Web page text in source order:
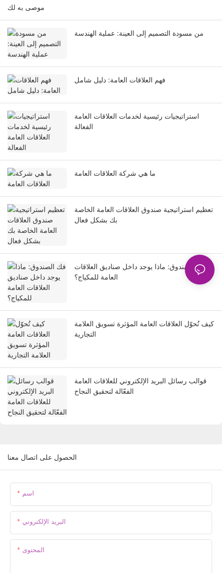
موصى به لك
من مسودة التصميم إلى العينة: عملية الهندسة
فهم العلاقات العامة: دليل شامل
استراتيجيات رئيسية لخدمات العلاقات العامة
الفعالة
ما هي شركة العلاقات العامة
تعظيم استراتيجية صندوق العلاقات العامة الخاصة
بك بشكل فعال
فك الصندوق: ماذا يوجد داخل صناديق العلاقات
العامة للمكياج؟
كيف تُحوّل العلاقات العامة المؤثرة تسويق العلامة
التجارية
قوالب رسائل البريد الإلكتروني للعلاقات العامة
الفعّالة لتحقيق النجاح
الحصول على اتصال معنا
اسم
البريد الإلكتروني
المحتوى